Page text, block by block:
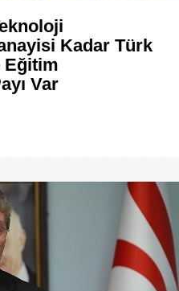
Kadar Türk
Eğitim
Var